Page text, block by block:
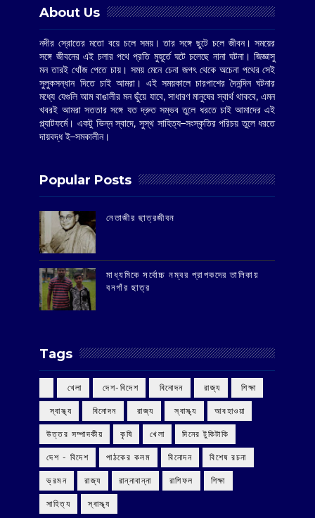
About Us
নদীর স্রোতের মতো বয়ে চলে সময়। তার সঙ্গে ছুটে চলে জীবন। সময়ের
সঙ্গে জীবনের এই চলার পথে প্রতি মুহূর্তে ঘটে চলেছে নানা ঘটনা। জিজ্ঞাসু
মন তারই খোঁজ পেতে চায়। সময় মেনে চেনা জগৎ থেকে অচেনা পথের সেই
সুলুকসন্ধান দিতে চাই আমরা। এই সময়কালে চারপাশের দৈনন্দিন ঘটনার
মধ্যে যেগুলি আম বাঙালীর মন ছুঁয়ে যাবে, সাধারণ মানুষের স্বার্থ থাকবে, এমন
খবরই আমরা সততার সঙ্গে যত দ্রুত সম্ভব তুলে ধরতে চাই আমাদের এই
প্ল্যাটফর্মে। একটু ভিন্ন স্বাদে, সুস্থ সাহিত্য–সংস্কৃতির পরিচয় তুলে ধরতে
দায়বদ্ধ ই–সমকালীন।
Popular Posts
‌নেতাজীর ছাত্রজীবন
মাধ্যমিকে সর্বোচ্চ নম্বর প্রাপকদের তালিকায়
বনগাঁর ছাত্র
Tags
‌ খেলা ‌ দেশ-বিদেশ ‌ বিনোদন ‌ রাজ্য ‌ শিক্ষা
‌ স্বাস্থ্য ‌ বিনোদন ‌ রাজ্য ‌ স্বাস্থ্য আবহাওয়া
উত্তর সম্পাদকীয় কৃষি খেলা দিনের টুকিটাকি
দেশ - বিদেশ পাঠকের কলম বিনোদন বিশেষ রচনা
ভ্রমন রাজ্য রান্নাবান্না রাশিফল শিক্ষা
সাহিত্য স্বাস্থ্য